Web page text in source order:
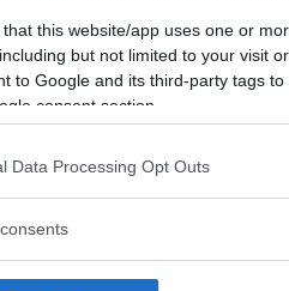
that this website/app uses one or
but not limited to your visit
to Google and its third-party tags
consent section.
Data Processing Opt Outs
2018-10-07 21:11
till små utväxter på skallen ?